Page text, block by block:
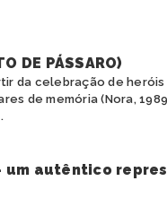
DE PÁSSARO)
da celebração de
de memória (Nora,
um autêntico